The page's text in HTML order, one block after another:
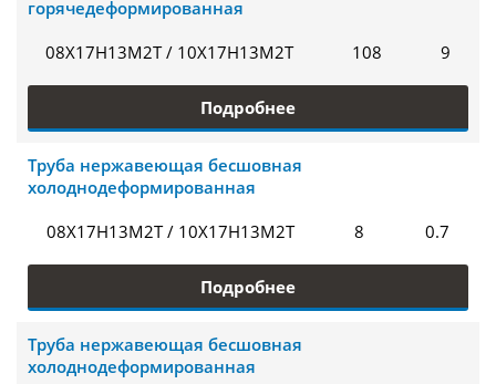
горячедеформированная
08Х17Н13М2Т / 10Х17Н13М2Т
108 9
Подробнее
Труба нержавеющая бесшовная
холоднодеформированная
08Х17Н13М2Т / 10Х17Н13М2Т
8 0.7
Подробнее
Труба нержавеющая бесшовная
холоднодеформированная